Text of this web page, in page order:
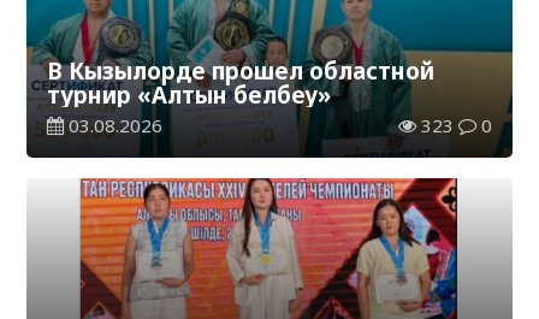
В Кызылорде прошел областной
турнир «Алтын белбеу»
03.08.2026 323 0